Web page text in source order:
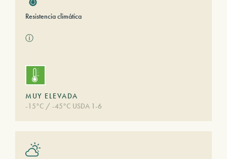
Resistencia climática
ⓘ
MUY ELEVADA
-15°C / -45°C USDA 1-6